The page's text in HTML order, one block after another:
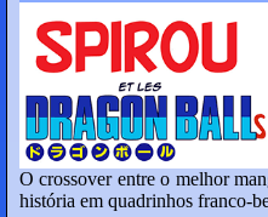
O crossover entre o melhor
história em quadrinhos franco-